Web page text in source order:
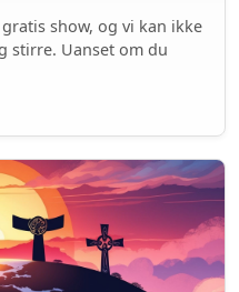
show, og vi kan ikke
stirre. Uanset om du